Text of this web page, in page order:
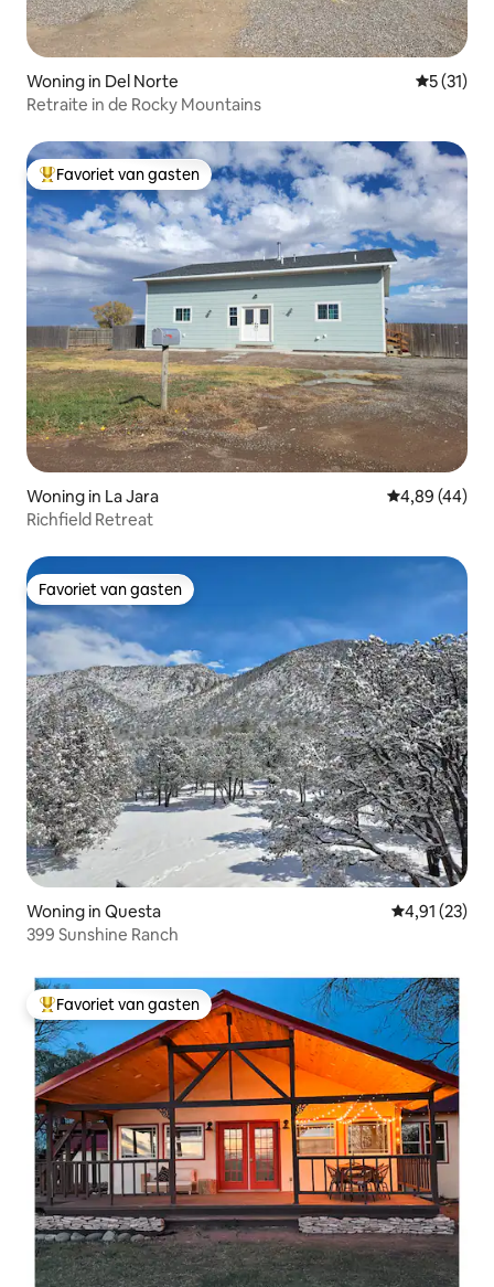
Woning in Del Norte
5 (31)
Retraite in de Rocky Mountains
Topfavoriet van gasten
Favoriet van gasten
Woning in La Jara Gemiddelde
4,89 (44)
Richfield Retreat
Favoriet van gasten
Favoriet van gasten
Woning in Questa Gemiddelde
4,91 (23)
399 Sunshine Ranch
Topfavoriet van gasten
Favoriet van gasten